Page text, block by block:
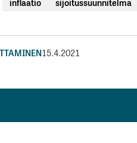
15.4.2021